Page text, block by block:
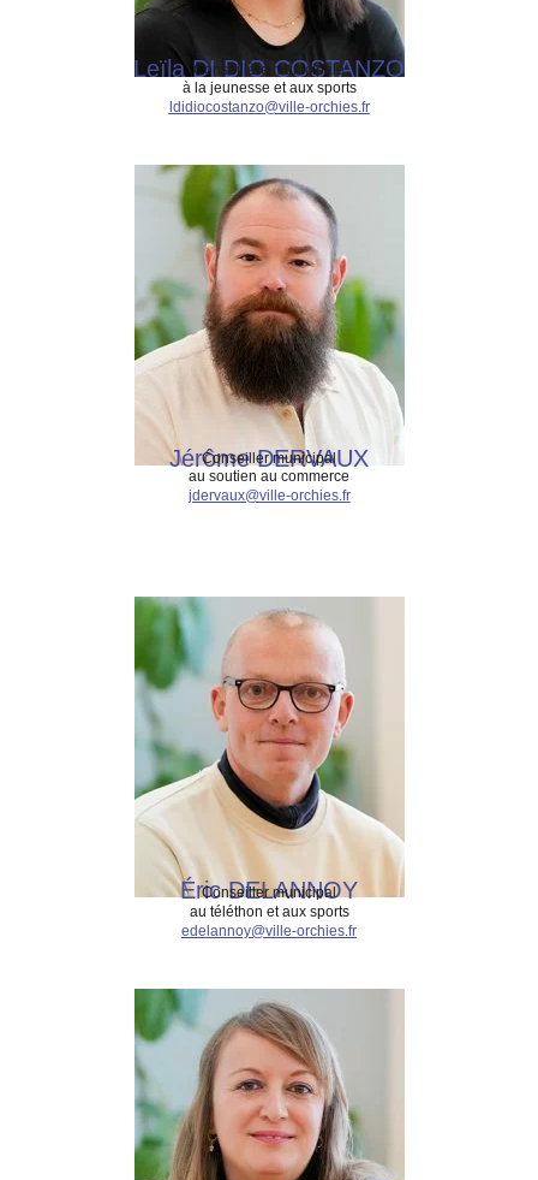
Leïla DI DIO COSTANZO
Conseillère municipale
à la jeunesse et aux sports
ldidiocostanzo@ville-orchies.fr
Jérôme DERVAUX
Conseiller municipal
au soutien au commerce
jdervaux@ville-orchies.fr
Éric DELANNOY
Conseiller municipal
au téléthon et aux sports
edelannoy@ville-orchies.fr